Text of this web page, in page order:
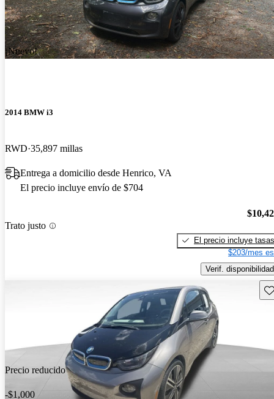
¡Nuevo!
2014 BMW i3
RWD 35,897 millas
Entrega a domicilio desde Henrico, VA
El precio incluye envío de $704
Trato justo
El precio incluye tasas
$203/mes
Verif. disponibilidad
Precio reducido
-$1,000